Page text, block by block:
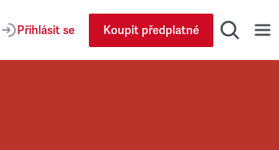
Přihlásit se Koupit předplatné